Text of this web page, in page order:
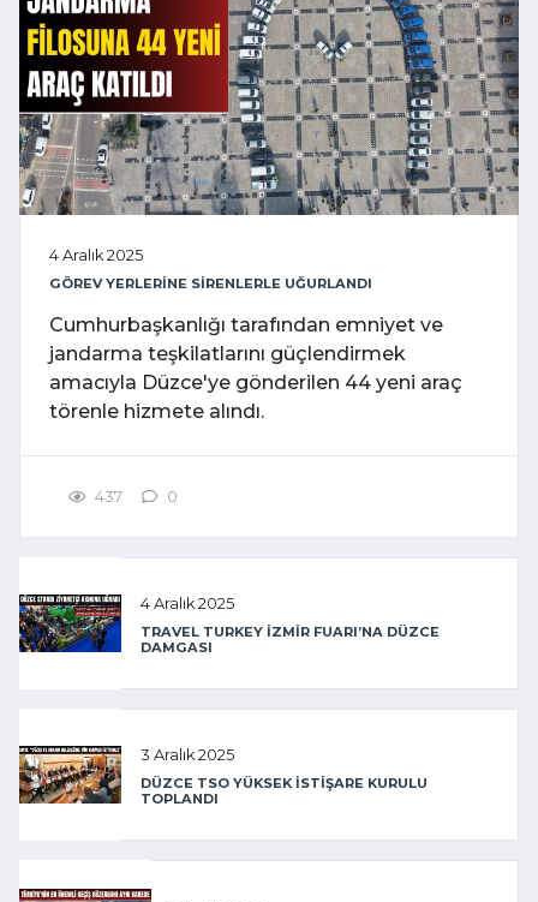
4 Aralık 2025
GÖREV YERLERİNE SİRENLERLE UĞURLANDI
Cumhurbaşkanlığı tarafından emniyet ve
jandarma teşkilatlarını güçlendirmek
amacıyla Düzce'ye gönderilen 44 yeni araç
törenle hizmete alındı.
437 0
4 Aralık 2025
TRAVEL TURKEY İZMİR FUARI’NA DÜZCE
DAMGASI
3 Aralık 2025
DÜZCE TSO YÜKSEK İSTİŞARE KURULU
TOPLANDI